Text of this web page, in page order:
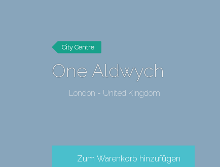
City Centre
One Aldwych
London - United Kingdom